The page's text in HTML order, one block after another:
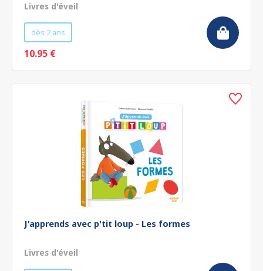
Livres d'éveil
dès 2 ans
10.95 €
J'apprends avec p'tit loup - Les formes
Livres d'éveil